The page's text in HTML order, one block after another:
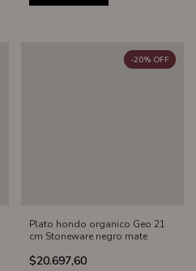
Plato hondo organico Geo 21
cm Stoneware negro mate
$20.697,60
-20% OFF